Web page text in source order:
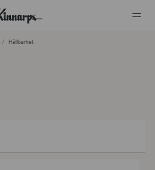
Hållbarhet